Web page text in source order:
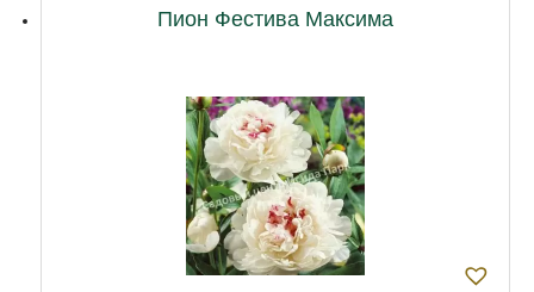
Пион Фестива Максима